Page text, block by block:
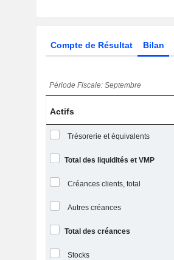
Compte de Résultat Bilan
Période Fiscale: Septembre
Actifs
Trésorerie et équivalents
Total des liquidités et VMP
Créances clients, total
Autres créances
Total des créances
Stocks